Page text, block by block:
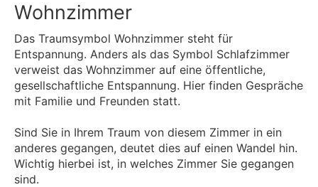
Wohnzimmer
Das Traumsymbol Wohnzimmer steht für
Entspannung. Anders als das Symbol Schlafzimmer
verweist das Wohnzimmer auf eine öffentliche,
gesellschaftliche Entspannung. Hier finden Gespräche
mit Familie und Freunden statt.
Sind Sie in Ihrem Traum von diesem Zimmer in ein
anderes gegangen, deutet dies auf einen Wandel hin.
Wichtig hierbei ist, in welches Zimmer Sie gegangen
sind.